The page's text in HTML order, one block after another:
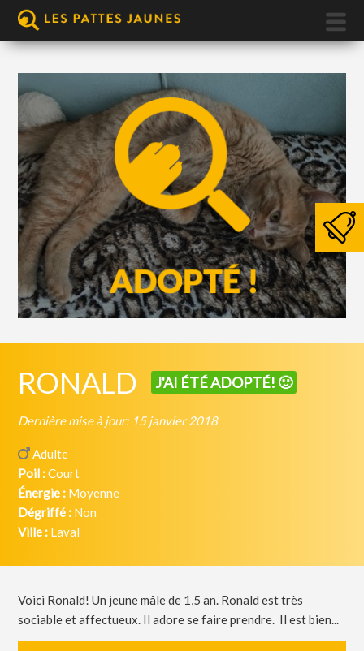
RONALD J'AI ÉTÉ ADOPTÉ! 🙂
Dernière mise à jour: 15 janvier 2018
Adulte
Poil :Court
Énergie : Moyenne
Dégriffé : Non
Ville : Laval
Voici Ronald! Un jeune mâle de 1,5 an. Ronald est très
sociable et affectueux. Il adore se faire prendre. Il est bien...